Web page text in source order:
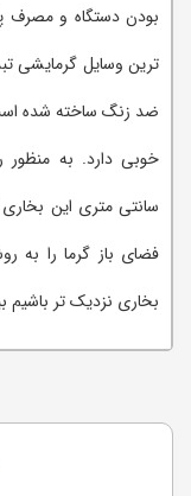
بودن دستگاه و مصرف
ترین وسایل گرمایشی
ضد زنگ ساخته شده است
سانتی متری این
فضای باز گرما را به
بخاری نزدیک تر